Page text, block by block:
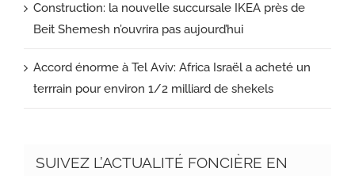
Construction: la nouvelle succursale IKEA près de
Beit Shemesh n’ouvrira pas aujourd’hui
Accord énorme à Tel Aviv: Africa Israël a acheté un
terrrain pour environ 1/2 milliard de shekels
SUIVEZ L’ACTUALITÉ FONCIÈRE EN